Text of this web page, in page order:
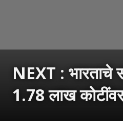
NEXT : भारताचे
1.78 लाख